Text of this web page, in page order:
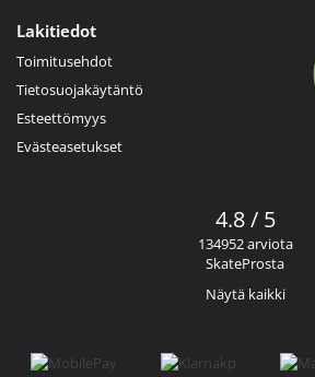
Lakitiedot
Toimitusehdot
Tietosuojakäytäntö
Esteettömyys
Evästeasetukset
4.8 / 5
134952 arviota
SkateProsta
Näytä kaikki